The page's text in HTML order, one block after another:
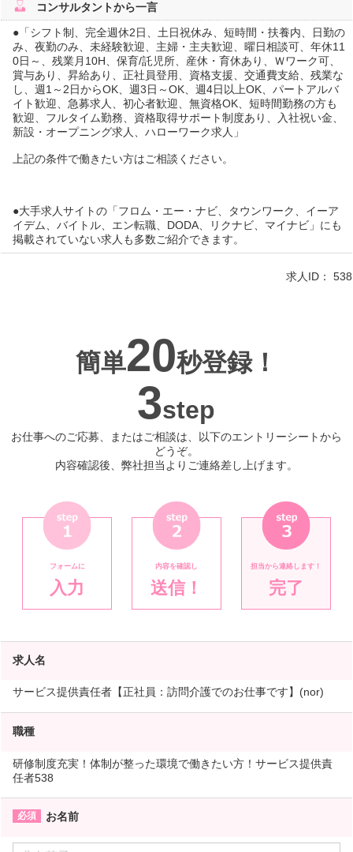
コンサルタントから一言
●「シフト制、完全週休2日、土日祝休み、短時間・扶養内、日勤の
み、夜勤のみ、未経験歓迎、主婦・主夫歓迎、曜日相談可、年休11
0日～、残業月10H、保育/託児所、産休・育休あり、Ｗワーク可、
賞与あり、昇給あり、正社員登用、資格支援、交通費支給、残業な
し、週1～2日からOK、週3日～OK、週4日以上OK、パートアルバ
イト歓迎、急募求人、初心者歓迎、無資格OK、短時間勤務の方も
歓迎、フルタイム勤務、資格取得サポート制度あり、入社祝い金、
新設・オープニング求人、ハローワーク求人」
上記の条件で働きたい方はご相談ください。
●大手求人サイトの「フロム・エー・ナビ、タウンワーク、イーア
イデム、バイトル、エン転職、DODA、リクナビ、マイナビ」にも
掲載されていない求人も多数ご紹介できます。
求人ID： 538
簡単20秒登録！
3step
お仕事へのご応募、またはご相談は、以下のエントリーシートから
どうぞ。
内容確認後、弊社担当よりご連絡差し上げます。
フォームに
入力
内容を確認し
送信！
担当から連絡します！
完了
求人名
サービス提供責任者【正社員：訪問介護でのお仕事です】(nor)
職種
研修制度充実！体制が整った環境で働きたい方！サービス提供責
任者538
お名前